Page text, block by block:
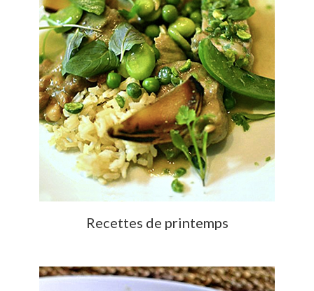
Recettes de printemps